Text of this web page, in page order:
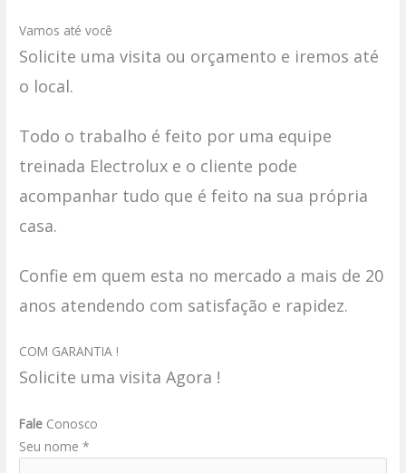
Vamos até você
Solicite uma visita ou orçamento e iremos até
o local.
Todo o trabalho é feito por uma equipe
treinada Electrolux e o cliente pode
acompanhar tudo que é feito na sua própria
casa.
Confie em quem esta no mercado a mais de 20
anos atendendo com satisfação e rapidez.
COM GARANTIA !
Solicite uma visita Agora !
Fale Conosco
Seu nome *